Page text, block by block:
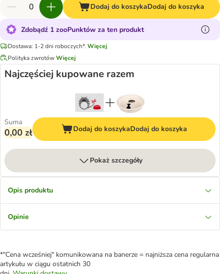
Dodaj do koszykaDodaj do koszyka
Zdobądź 1 zooPunktów za ten produkt
Dostawa: 1-2 dni roboczych*. Więcej
Polityka zwrotówWięcej
Najczęściej kupowane razem
Suma
0,00 zł Dodaj do koszykaDodaj do koszyka
Pokaż szczegóły
Opis produktu
Opinie
*"Cena wcześniej" komunikowana na banerze = najniższa cena regularna
artykułu w ciągu ostatnich 30